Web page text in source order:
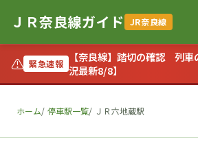
ＪＲ奈良線ガイド JR奈良線
⚠ 緊急速報
【奈良線】踏切の確認 列
況最新8/8】
ホーム 停車駅一覧 ＪＲ六地蔵駅